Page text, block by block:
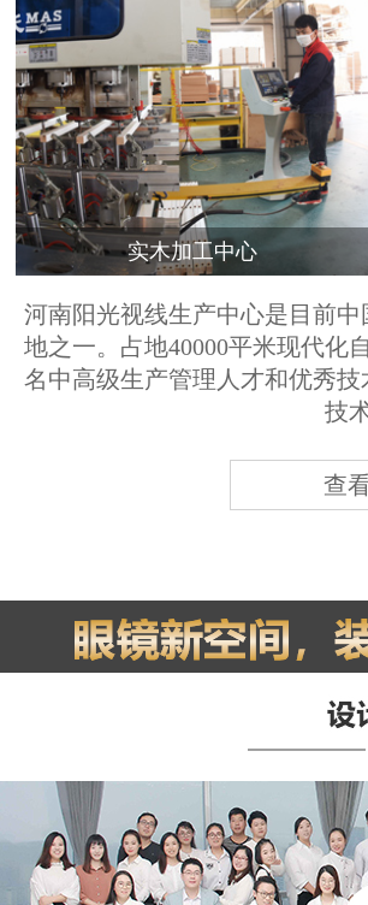
实木加工中心
河南阳光视线生产中心是目前
地之一。占地40000平米现代化
名中高级生产管理人才和优秀
技
查